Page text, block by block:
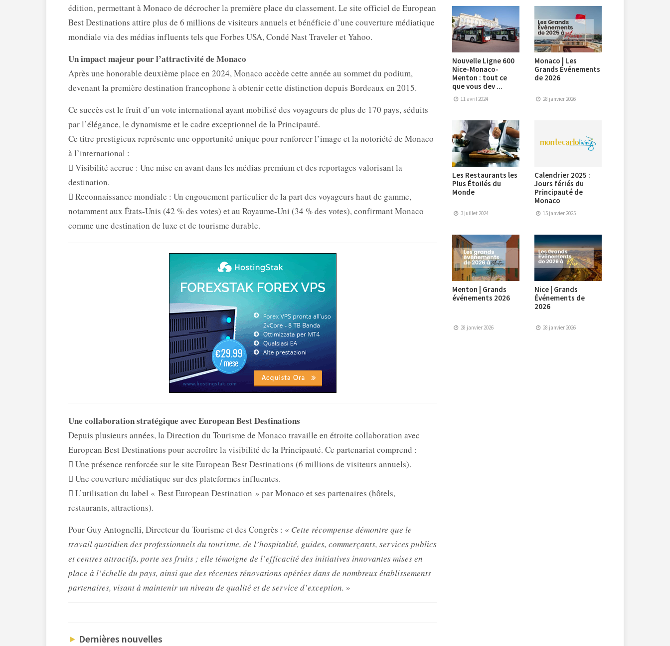
édition, permettant à Monaco de décrocher la première place du classement. Le site officiel de European
Best Destinations attire plus de 6 millions de visiteurs annuels et bénéficie d’une couverture médiatique
mondiale via des médias influents tels que Forbes USA, Condé Nast Traveler et Yahoo.
Un impact majeur pour l’attractivité de Monaco
Après une honorable deuxième place en 2024, Monaco accède cette année au sommet du podium,
devenant la première destination francophone à obtenir cette distinction depuis Bordeaux en 2015.
Ce succès est le fruit d’un vote international ayant mobilisé des voyageurs de plus de 170 pays, séduits
par l’élégance, le dynamisme et le cadre exceptionnel de la Principauté.
Ce titre prestigieux représente une opportunité unique pour renforcer l’image et la notoriété de Monaco
à l’international :
 Visibilité accrue : Une mise en avant dans les médias premium et des reportages valorisant la
destination.
 Reconnaissance mondiale : Un engouement particulier de la part des voyageurs haut de gamme,
notamment aux États-Unis (42 % des votes) et au Royaume-Uni (34 % des votes), confirmant Monaco
comme une destination de luxe et de tourisme durable.
Une collaboration stratégique avec European Best Destinations
Depuis plusieurs années, la Direction du Tourisme de Monaco travaille en étroite collaboration avec
European Best Destinations pour accroître la visibilité de la Principauté. Ce partenariat comprend :
 Une présence renforcée sur le site European Best Destinations (6 millions de visiteurs annuels).
 Une couverture médiatique sur des plateformes influentes.
 L’utilisation du label « Best European Destination » par Monaco et ses partenaires (hôtels,
restaurants, attractions).
Pour Guy Antognelli, Directeur du Tourisme et des Congrès : « Cette récompense démontre que le
travail quotidien des professionnels du tourisme, de l’hospitalité, guides, commerçants, services publics
et centres attractifs, porte ses fruits ; elle témoigne de l’efficacité des initiatives innovantes mises en
place à l’échelle du pays, ainsi que des récentes rénovations opérées dans de nombreux établissements
partenaires, visant à maintenir un niveau de qualité et de service d’exception. »
Dernières nouvelles
Nouvelle Ligne 600
Nice-Monaco-
Menton : tout ce
que vous dev ...
11 avril 2024
Monaco | Les
Grands Événements
de 2026
28 janvier 2026
Les Restaurants les
Plus Étoilés du
Monde
3 juillet 2024
Calendrier 2025 :
Jours fériés du
Principauté de
Monaco
15 janvier 2025
Menton | Grands
événements 2026
28 janvier 2026
Nice | Grands
Événements de
2026
28 janvier 2026